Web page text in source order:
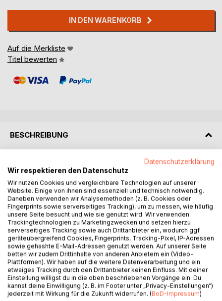
IN DEN WARENKORB
Auf die Merkliste
Titel bewerten
BESCHREIBUNG
Als die kleine See-Fee an diesem Abend wach wird, kann
sie ihre schimmernde Muschel nicht finden. Doch die
braucht sie unbedingt, um den Kindern der Stadt wie in
jeder Vollmondnacht gute Träume zu bringen. Ob ihre
Freunde Emilia, Nadira und Amani ihr helfen können, die
Traumzaubermuschel wiederzufinden?
Eine Geschichte für Kinder ab vier Jahre, die auf einem
fantasievollen kleinen Streifzug durch Friedrichshafen
markante Orte der Stadt wiedererkennen oder
kennenlernen.
AUTOR/IN
Datenschutzerklärung
Wir respektieren den Datenschutz
Wir nutzen Cookies und vergleichbare Technologien auf unserer
Website. Einige von ihnen sind essenziell und technisch notwendig.
Daneben verwenden wir Analysemethoden (z. B. Cookies oder
Fingerprints sowie serverseitiges Tracking), um zu messen, wie häufig
unsere Seite besucht und wie sie genutzt wird. Wir verwenden
Trackingtechnologien zu Marketingzwecken und setzen hierzu
serverseitiges Tracking sowie auch Drittanbieter ein, wodurch ggf.
geräteübergreifend Cookies, Fingerprints, Tracking-Pixel, IP-Adressen
sowie gehashte E-Mail-Adressen genutzt werden. Auf unserer Seite
betten wir zudem Drittinhalte von anderen Anbietern ein (Video-
Plattformen). Wir haben auf die weitere Datenverarbeitung und ein
etwaiges Tracking durch den Drittanbieter keinen Einfluss. Mit deiner
Einstellung willigst du in die oben beschriebenen Vorgänge ein. Du
kannst deine Einwilligung (z. B. im Footer unter „Privacy-Einstellungen“)
jederzeit mit Wirkung für die Zukunft widerrufen. (BoD-Impressum)